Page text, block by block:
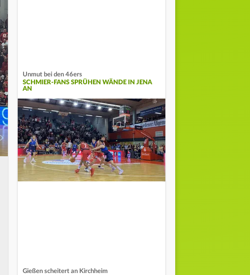
Unmut bei den 46ers
SCHMIER-FANS SPRÜHEN WÄNDE IN JENA
AN
Gießen scheitert an Kirchheim